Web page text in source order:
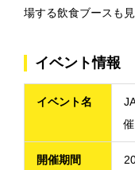
場する飲食ブースも見
イベント情報
イベント名
開催期間